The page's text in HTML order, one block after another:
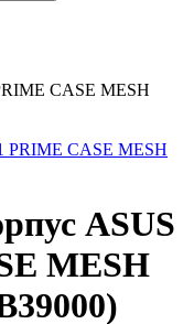
CASE MESH
ASUS
MESH